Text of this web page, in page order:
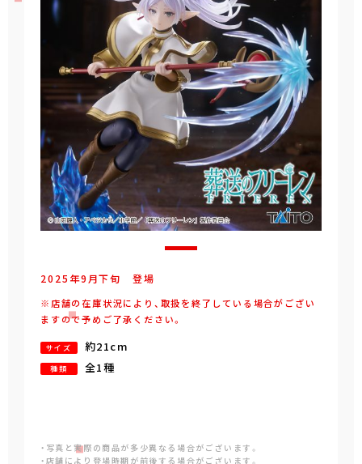
2025年9 月下旬 登場
※店舗の在庫状況により、取扱を終了している場合がござい
ますので予めご了承ください。
サイズ 約21cm
種類 全1種
・写真と実際の商品が多少異なる場合がございます。
・店舗により登場時期が前後する場合がございます。